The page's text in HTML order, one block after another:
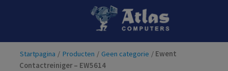
Ga
naar
Ga
Startpagina / Producten / Geen categorie / Ewent
Contactreiniger – EW5614